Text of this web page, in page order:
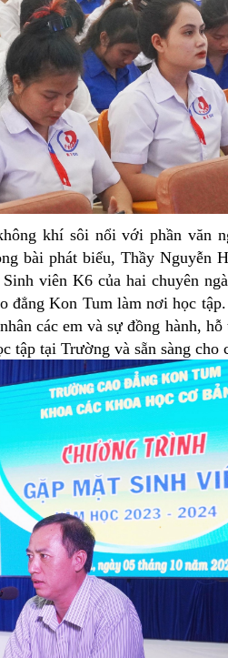
khí sôi nổi với phần văn
bài phát biểu, Thầy Nguyễn
viên K6 của hai chuyên
Kon Tum làm nơi học
các em và sự đồng hành,
tập tại Trường và sẵn sàng